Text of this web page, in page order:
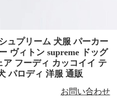
ュプリーム 犬服 パーカー
ヴィトン supreme ドッグ
フーディ カッコイイ テ
パロディ 洋服 通販
お問い合わせ